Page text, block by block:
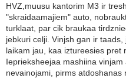
HVZ,muusu kantorim M3 ir
"skraidaamajiem" auto,
turklaat, par cik braukaa
jebkuri celji. Vinjsh gan ir
laikam jau, kaa iztureesies pret
Ieprieksheejaa mashiina
nevainojami, pirms